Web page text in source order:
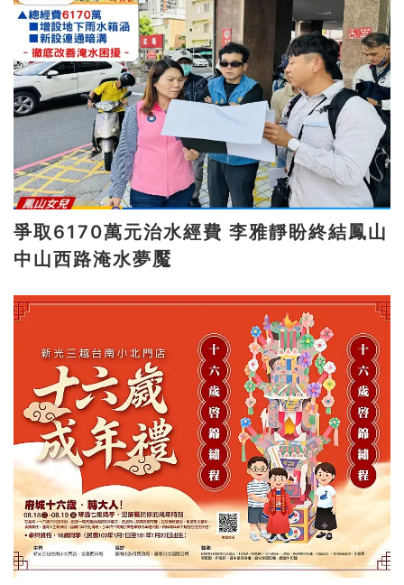
爭取6170萬元治水經費 李雅靜盼終結鳳山
中山西路淹水夢魘